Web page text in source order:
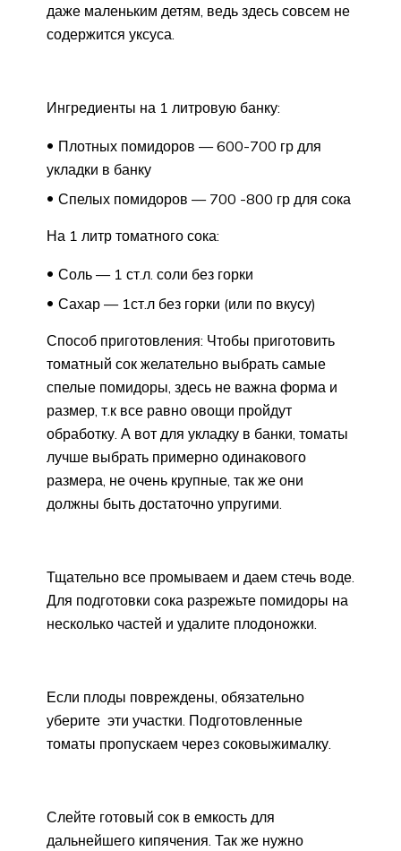
даже маленьким детям, ведь здесь совсем не
содержится уксуса.
Ингредиенты на 1 литровую банку:
Плотных помидоров — 600-700 гр для
укладки в банку
Спелых помидоров — 700 -800 гр для сока
На 1 литр томатного сока:
Соль — 1 ст.л. соли без горки
Сахар — 1ст.л без горки (или по вкусу)
Способ приготовления: Чтобы приготовить
томатный сок желательно выбрать самые
спелые помидоры, здесь не важна форма и
размер, т.к все равно овощи пройдут
обработку. А вот для укладку в банки, томаты
лучше выбрать примерно одинакового
размера, не очень крупные, так же они
должны быть достаточно упругими.
Тщательно все промываем и даем стечь воде.
Для подготовки сока разрежьте помидоры на
несколько частей и удалите плодоножки.
Если плоды повреждены, обязательно
уберите эти участки. Подготовленные
томаты пропускаем через соковыжималку.
Слейте готовый сок в емкость для
дальнейшего кипячения. Так же нужно